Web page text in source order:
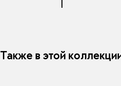
Также в этой